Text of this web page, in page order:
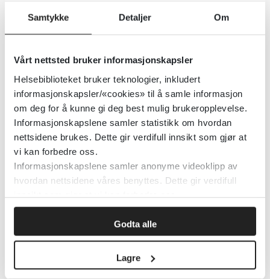
Samtykke Detaljer Om
Vårt nettsted bruker informasjonskapsler
Helsebiblioteket bruker teknologier, inkludert
informasjonskapsler/«cookies» til å samle informasjon
om deg for å kunne gi deg best mulig brukeropplevelse.
Informasjonskapslene samler statistikk om hvordan
nettsidene brukes. Dette gir verdifull innsikt som gjør at
vi kan forbedre oss.
Informasjonskapslene samler anonyme videoklipp av
hvordan nettsidene våres benyttes. Dette gir verdifull
innsikt som gjør at vi kan forbedre oss.
Godta alle
Lagre
Detaljer
Demens
Helsedirektoratet 2024
Drikkevann - Veileder til
drikkvannsforskriften